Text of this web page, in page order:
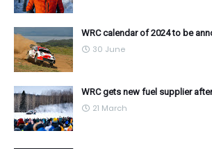
WRC calendar of 2024 to be
30 June
WRC gets new fuel supplier
21 March